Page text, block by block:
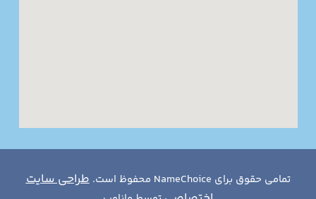
تمامی حقوق برای NameChoice محفوظ است.
طراحی سایت